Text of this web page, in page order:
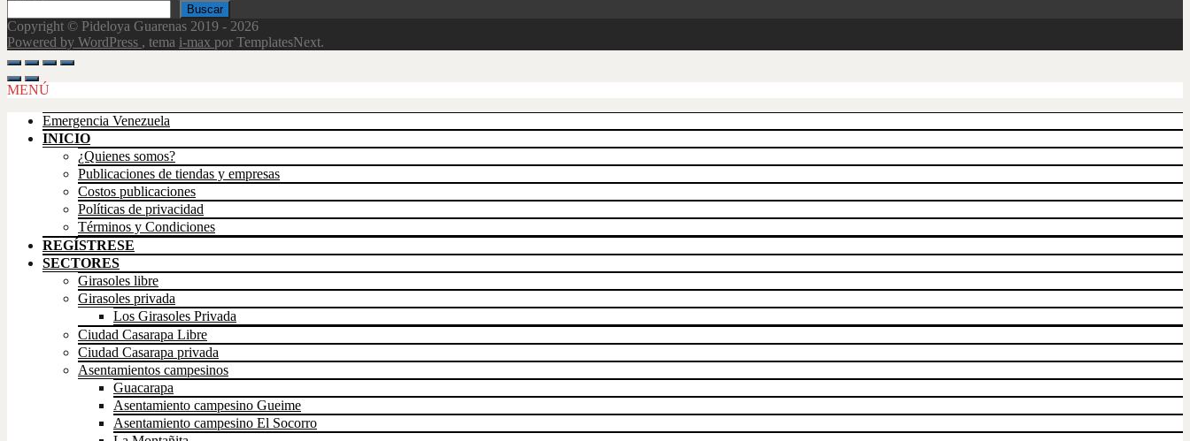
Buscar
Copyright © Pideloya Guarenas 2019 - 2026
Powered by WordPress , tema i-max por TemplatesNext.
Scroll
Up
MENÚ
Emergencia Venezuela
INICIO
¿Quienes somos?
Publicaciones de tiendas y empresas
Costos publicaciones
Políticas de privacidad
Términos y Condiciones
REGÍSTRESE
SECTORES
Girasoles libre
Girasoles privada
Los Girasoles Privada
Ciudad Casarapa Libre
Ciudad Casarapa privada
Asentamientos campesinos
Guacarapa
Asentamiento campesino Gueime
Asentamiento campesino El Socorro